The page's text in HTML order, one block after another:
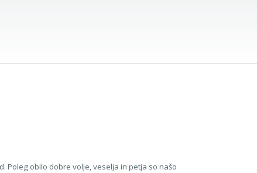
Poleg obilo dobre volje, veselja in petja so našo